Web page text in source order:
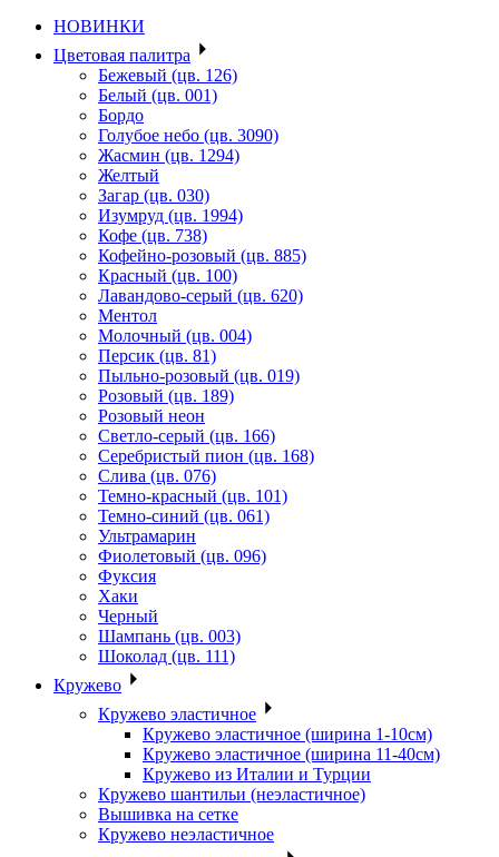
НОВИНКИ
Цветовая палитра
Бежевый (цв. 126)
Белый (цв. 001)
Бордо
Голубое небо (цв. 3090)
Жасмин (цв. 1294)
Желтый
Загар (цв. 030)
Изумруд (цв. 1994)
Кофе (цв. 738)
Кофейно-розовый (цв. 885)
Красный (цв. 100)
Лавандово-серый (цв. 620)
Ментол
Молочный (цв. 004)
Персик (цв. 81)
Пыльно-розовый (цв. 019)
Розовый (цв. 189)
Розовый неон
Светло-серый (цв. 166)
Серебристый пион (цв. 168)
Слива (цв. 076)
Темно-красный (цв. 101)
Темно-синий (цв. 061)
Ультрамарин
Фиолетовый (цв. 096)
Фуксия
Хаки
Черный
Шампань (цв. 003)
Шоколад (цв. 111)
Кружево
Кружево эластичное
Кружево эластичное (ширина 1-10см)
Кружево эластичное (ширина 11-40см)
Кружево из Италии и Турции
Кружево шантильи (неэластичное)
Вышивка на сетке
Кружево неэластичное